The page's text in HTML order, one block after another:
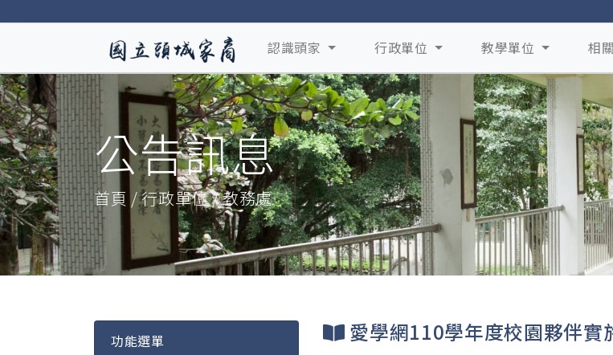
認識頭家 行政單位 教學單位 相
公告訊息
首頁 / 行政單位 / 教務處
功能選單 愛學網110學年度校園夥伴實